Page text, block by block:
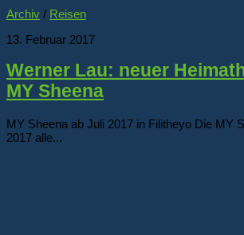
Archiv / Reisen
13. Februar 2017
Werner Lau: neuer
MY Sheena
MY Sheena ab Juli 2017 in Filitheyo Die MY
2017 alle...